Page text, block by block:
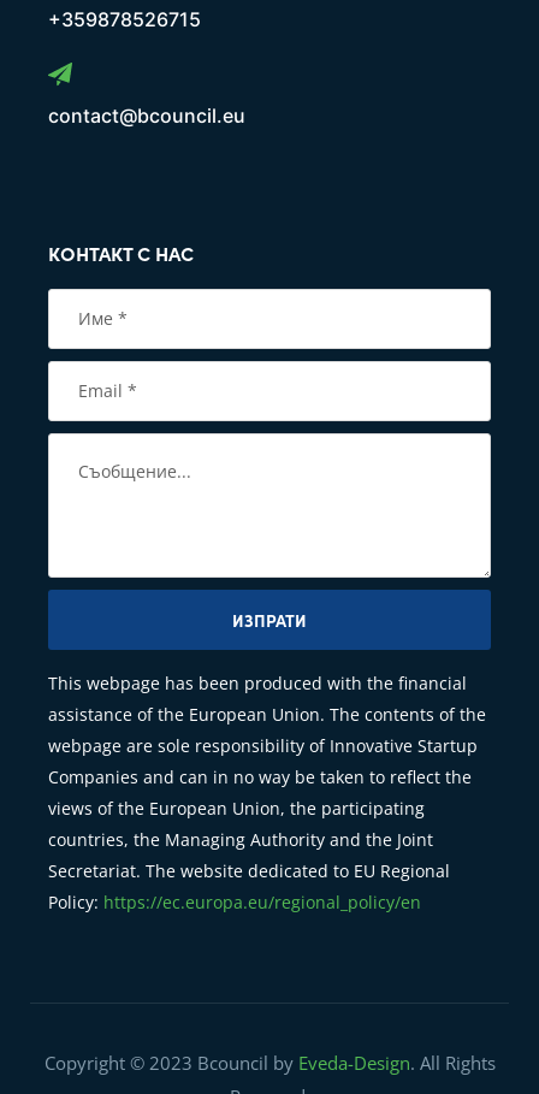
+359878526715
contact@bcouncil.eu
КОНТАКТ С НАС
ИЗПРАТИ
This webpage has been produced with the financial
assistance of the European Union. The contents of the
webpage are sole responsibility of Innovative Startup
Companies and can in no way be taken to reflect the
views of the European Union, the participating
countries, the Managing Authority and the Joint
Secretariat. The website dedicated to EU Regional
Policy: https://ec.europa.eu/regional_policy/en
Copyright © 2023 Bcouncil by Eveda-Design. All Rights